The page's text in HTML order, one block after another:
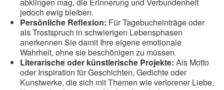
jedoch ewig bleiben.
Persönliche Reflexion: Für Tagebucheinträge oder
als Trostspruch in schwierigen Lebensphasen
anerkennen Sie damit Ihre eigene emotionale
Wahrheit, ohne sie beschönigen zu müssen.
Literarische oder künstlerische Projekte: Als Motto
oder Inspiration für Geschichten, Gedichte oder
Kunstwerke, die sich mit Themen wie verlorener Liebe,